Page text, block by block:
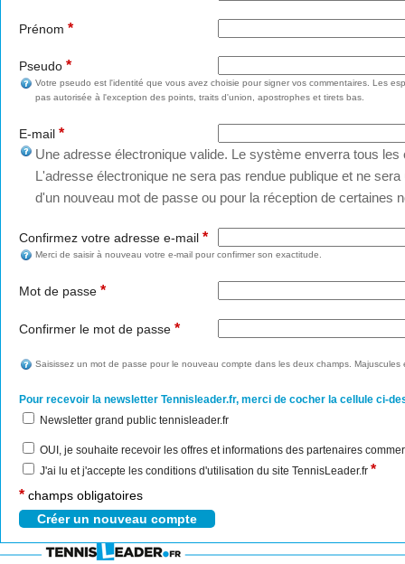
Prénom *
Pseudo *
Votre pseudo est l'identité que vous avez choisie pour signer vos commentaires. Les
pas autorisée à l'exception des points, traits d'union, apostrophes et tirets bas.
E-mail *
Une adresse électronique valide. Le système enverra tous
L'adresse électronique ne sera pas rendue publique et ne
d'un nouveau mot de passe ou pour la réception de certaines
Confirmez votre adresse e-mail *
Merci de saisir à nouveau votre e-mail pour confirmer son exactitude.
Mot de passe *
Confirmer le mot de passe *
Saisissez un mot de passe pour le nouveau compte dans les deux champs. Majuscules
Pour recevoir la newsletter Tennisleader.fr, merci de cocher la cellule ci-
Newsletter grand public tennisleader.fr
OUI, je souhaite recevoir les offres et informations des partenaires
J'ai lu et j'accepte les conditions d'utilisation du site TennisLeader.fr *
* champs obligatoires